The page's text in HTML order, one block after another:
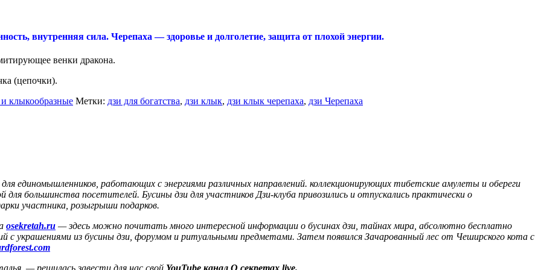
внутренняя сила. Черепаха — здоровье и долголетие, защита от плохой энергии.
венки дракона.
(цепочки).
клыкообразные Метки: дзи для богатства, дзи клык, дзи клык черепаха, дзи Черепаха
единомышленников, работающих с энергиями различных направлений. коллекционирующих тибетские амулеты и обереги
большинства посетителей. Бусины дзи для участников Дзи-клуба привозились и отпускались практически о
участника, розыгрыши подарков.
osekretah.ru — здесь можно почитать много интересной информации о бусинах дзи, тайнах мира, абсолютно бесплатно
с украшениями из бусины дзи, форумом и ритуальными предметами. Затем появился Зачарованный лес от Чеширского кота с
— решилась завести для нас свой YouTube канал О секретах live.